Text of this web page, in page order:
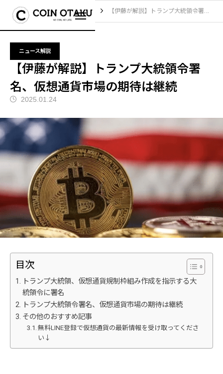
ブログ ニュース解説 【伊藤が解説】トランプ大統領令署名、仮想通貨市場の期待は継続
ニュース解説
【伊藤が解説】トランプ大統領令署
名、仮想通貨市場の期待は継続
2025.01.24
目次
トランプ大統領、仮想通貨規制枠組み作成を指示する大
統領令に署名
トランプ大統領令署名、仮想通貨市場の期待は継続
その他のおすすめ記事
無料LINE登録で仮想通貨の最新情報を受け取ってくださ
い↓